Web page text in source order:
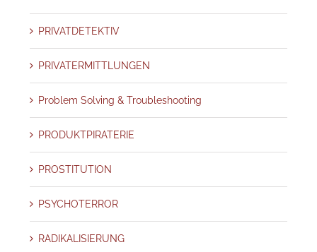
PRIVATDETEKTIV
PRIVATERMITTLUNGEN
Problem Solving & Troubleshooting
PRODUKTPIRATERIE
PROSTITUTION
PSYCHOTERROR
RADIKALISIERUNG